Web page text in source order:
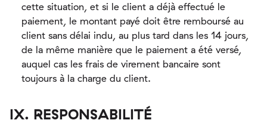
cette situation, et si le client a déjà effectué le
paiement, le montant payé doit être remboursé au
client sans délai indu, au plus tard dans les 14 jours,
de la même manière que le paiement a été versé,
auquel cas les frais de virement bancaire sont
toujours à la charge du client.
IX. RESPONSABILITÉ